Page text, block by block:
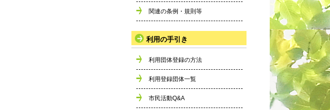
関連の条例・規則等
利用の手引き
利用団体登録の方法
利用登録団体一覧
市民活動Q&A